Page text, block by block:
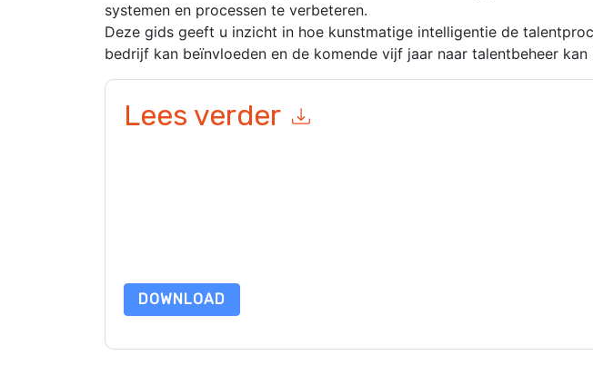
systemen en processen te verbeteren.
Deze gids geeft u inzicht in hoe kunstmatige intelligentie de
bedrijf kan beïnvloeden en de komende vijf jaar naar talentbeheer kan
Lees verder
DOWNLOAD